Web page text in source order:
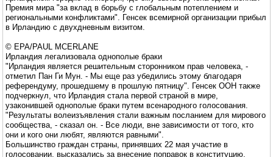
Премия мира "за вклад в борьбу с глобальным потеплением и
региональными конфликтами". Генсек всемирной организации прибыл
в Ирландию с двухдневным визитом.
© EPA/PAUL MCERLANE
Ирландия легализовала однополые браки
"Ирландия является решительным сторонником прав человека, -
отметил Пан Ги Мун. - Мы еще раз убедились этому благодаря
референдуму, прошедшему в прошлую пятницу". Генсек ООН также
подчеркнул, что Ирландия стала первой страной в мире,
узаконившей однополые браки путем всенародного голосования.
"Результаты волеизъявления стали важным посланием для мирового
сообщества, - сказал он. - Все люди, вне зависимости от того, кто
они и кого они любят, являются равными".
Большинство граждан страны, принявших 22 мая участие в
голосовании, высказались за внесение поправок в конституцию,